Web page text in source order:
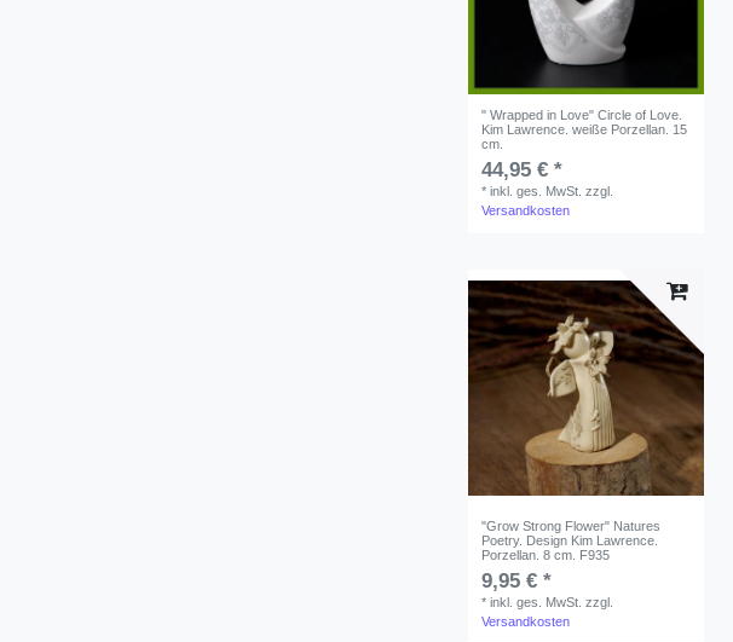
" Wrapped in Love" Circle of Love.
Kim Lawrence. weiße Porzellan. 15
cm.
44,95 € *
*inkl. ges. MwSt. zzgl.
Versandkosten
"Grow Strong Flower" Natures
Poetry. Design Kim Lawrence.
Porzellan. 8 cm. F935
9,95 € *
*inkl. ges. MwSt. zzgl.
Versandkosten